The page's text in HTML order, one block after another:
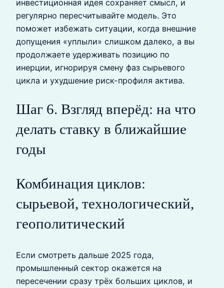
инвестиционная идея сохраняет смысл, и
регулярно пересчитывайте модель. Это
поможет избежать ситуации, когда внешние
допущения «уплыли» слишком далеко, а вы
продолжаете удерживать позицию по
инерции, игнорируя смену фаз сырьевого
цикла и ухудшение риск-профиля актива.
Шаг 6. Взгляд вперёд: на что
делать ставку в ближайшие
годы
Комбинация циклов:
сырьевой, технологический,
геополитический
Если смотреть дальше 2025 года,
промышленный сектор окажется на
пересечении сразу трёх больших циклов, и